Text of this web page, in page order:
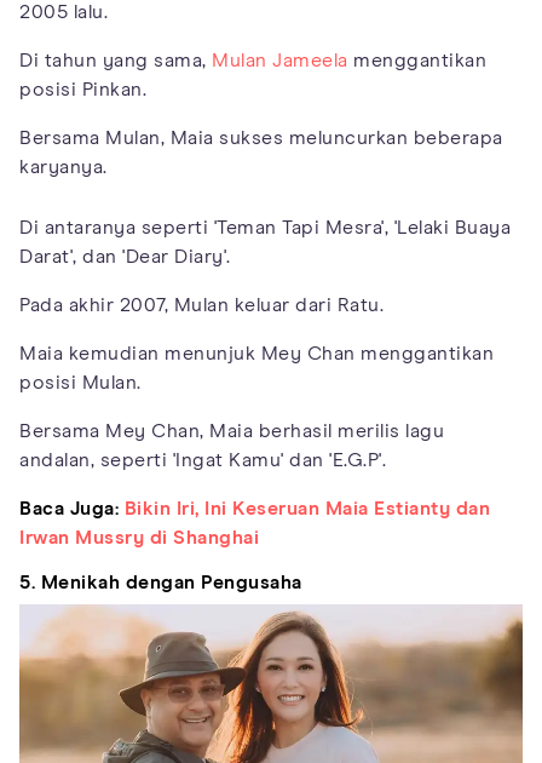
2005 lalu.
Di tahun yang sama, Mulan Jameela menggantikan
posisi Pinkan.
Bersama Mulan, Maia sukses meluncurkan beberapa
karyanya.
Di antaranya seperti 'Teman Tapi Mesra', 'Lelaki Buaya
Darat', dan 'Dear Diary'.
Pada akhir 2007, Mulan keluar dari Ratu.
Maia kemudian menunjuk Mey Chan menggantikan
posisi Mulan.
Bersama Mey Chan, Maia berhasil merilis lagu
andalan, seperti 'Ingat Kamu' dan 'E.G.P'.
Baca Juga: Bikin Iri, Ini Keseruan Maia Estianty dan
Irwan Mussry di Shanghai
5. Menikah dengan Pengusaha